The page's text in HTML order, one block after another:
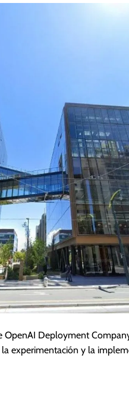
Deployment
experimentación y la